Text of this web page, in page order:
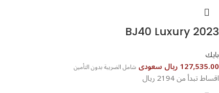
BJ40 Luxury 2023
بايك
127,535.00 ريال سعودى شامل الضريبة بدون التأمين
اقساط تبدأ من 2194 ريال